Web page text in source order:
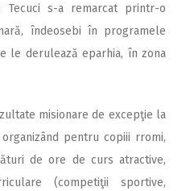
Tecuci s-a remarcat printr-o
îndeosebi în programele
le derulează eparhia, în zona
misionare de excepţie la
pentru copiii rromi,
de ore de curs atractive,
(competiţii sportive,